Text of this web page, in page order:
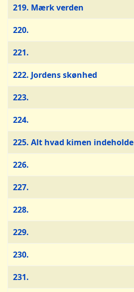
219. Mærk verden
220.
221.
222. Jordens skønhed
223.
224.
225. Alt hvad kimen indeholde
226.
227.
228.
229.
230.
231.